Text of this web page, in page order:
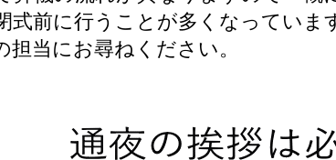
式前に行うことが多くなっていま
担当にお尋ねください。